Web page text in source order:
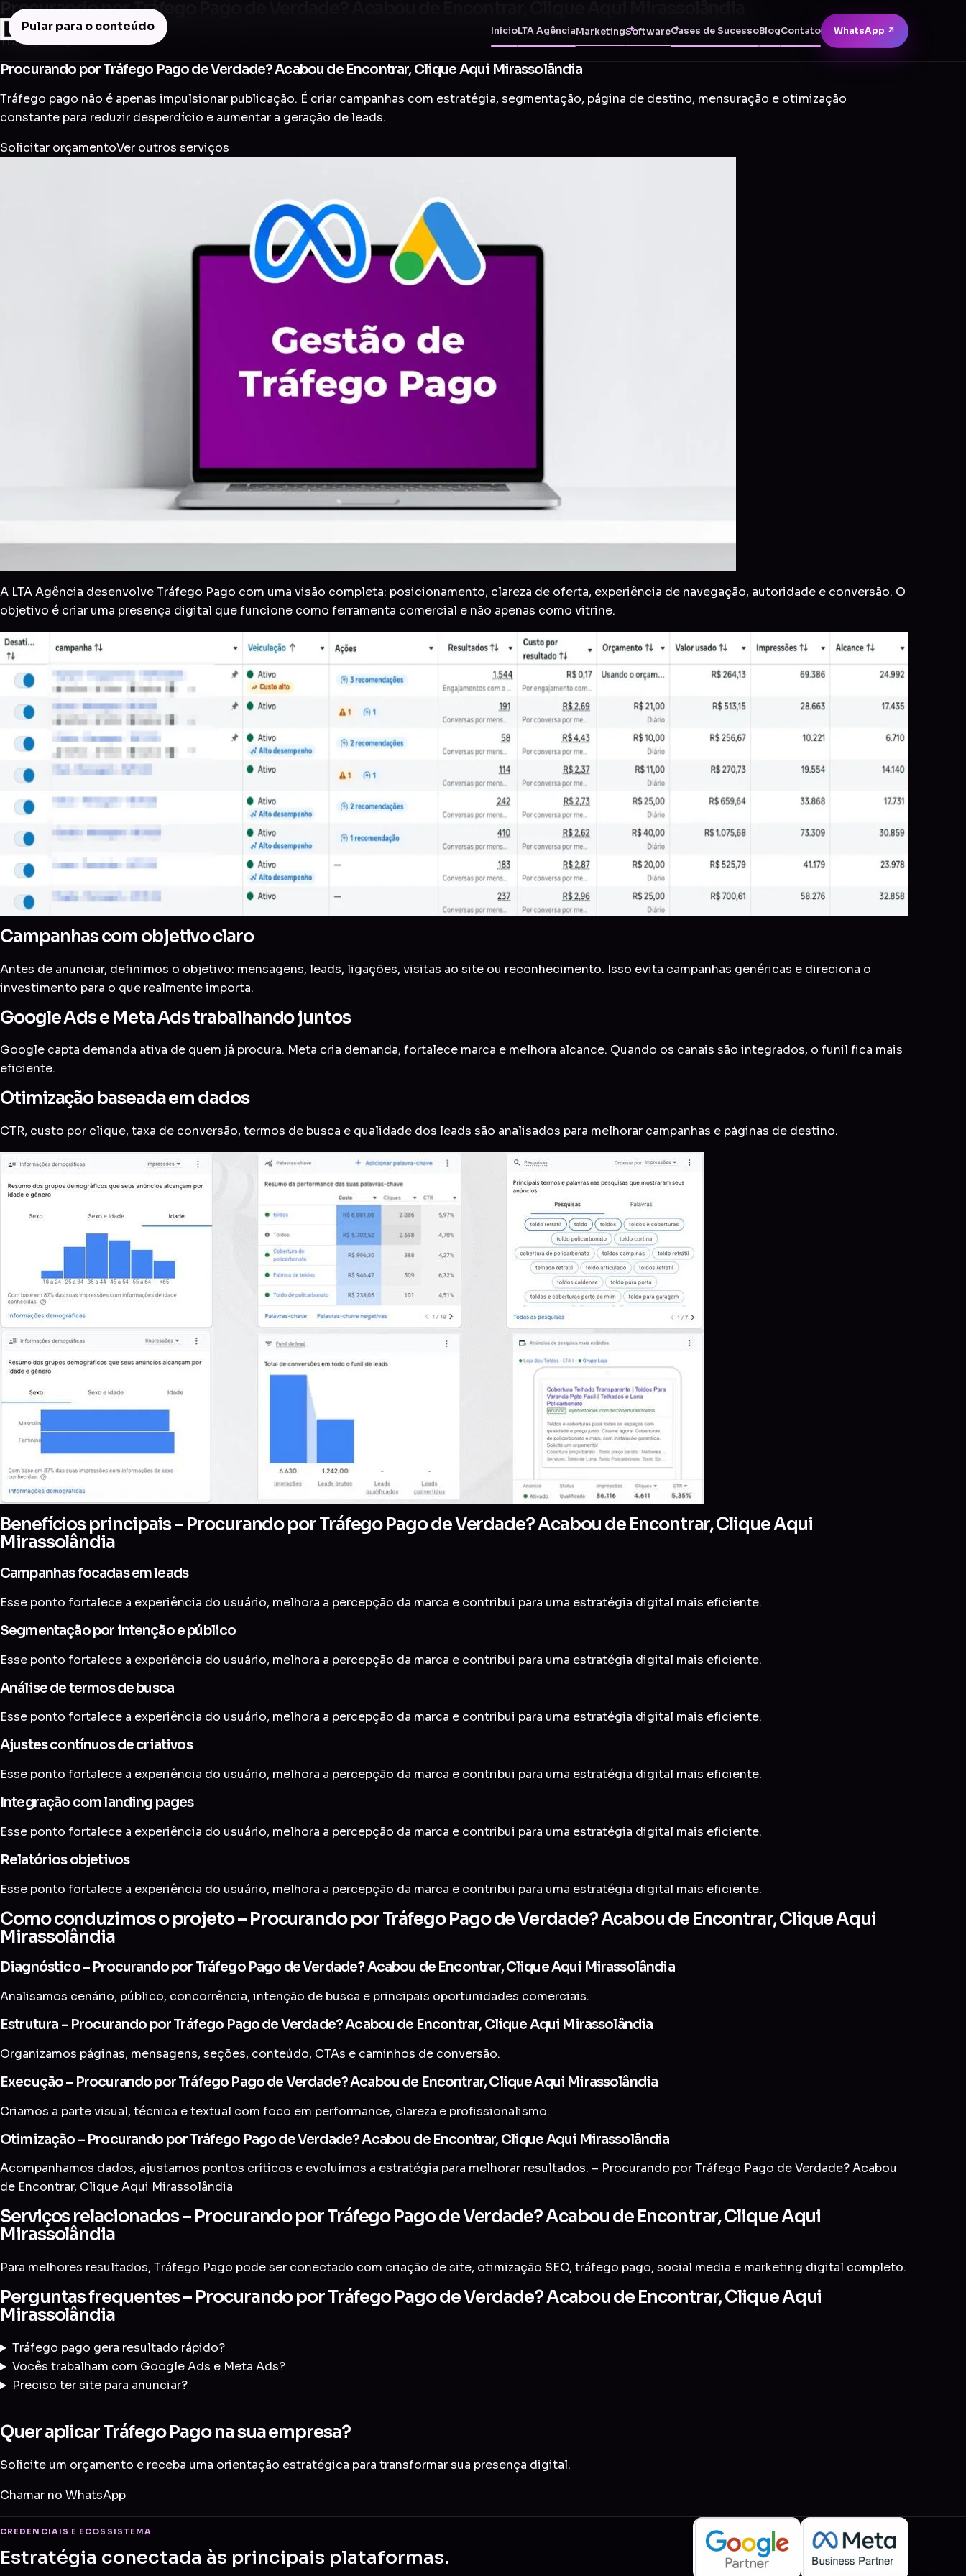
Pular para o conteúdo InícioLTA AgênciaMarketingSoftwareCases de SucessoBlogContato WhatsApp ↗
Procurando por Tráfego Pago de Verdade? Acabou de Encontrar, Clique Aqui Mirassolândia
Tráfego Pago
Procurando por Tráfego Pago de Verdade? Acabou de Encontrar, Clique Aqui Mirassolândia
Tráfego pago não é apenas impulsionar publicação. É criar campanhas com estratégia, segmentação, página de destino, mensuração e otimização
constante para reduzir desperdício e aumentar a geração de leads.
Solicitar orçamentoVer outros serviços
A LTA Agência desenvolve Tráfego Pago com uma visão completa: posicionamento, clareza de oferta, experiência de navegação, autoridade e conversão. O
objetivo é criar uma presença digital que funcione como ferramenta comercial e não apenas como vitrine.
Campanhas com objetivo claro
Antes de anunciar, definimos o objetivo: mensagens, leads, ligações, visitas ao site ou reconhecimento. Isso evita campanhas genéricas e direciona o
investimento para o que realmente importa.
Google Ads e Meta Ads trabalhando juntos
Google capta demanda ativa de quem já procura. Meta cria demanda, fortalece marca e melhora alcance. Quando os canais são integrados, o funil fica mais
eficiente.
Otimização baseada em dados
CTR, custo por clique, taxa de conversão, termos de busca e qualidade dos leads são analisados para melhorar campanhas e páginas de destino.
Benefícios principais – Procurando por Tráfego Pago de Verdade? Acabou de Encontrar, Clique Aqui
Mirassolândia
Campanhas focadas em leads
Esse ponto fortalece a experiência do usuário, melhora a percepção da marca e contribui para uma estratégia digital mais eficiente.
Segmentação por intenção e público
Esse ponto fortalece a experiência do usuário, melhora a percepção da marca e contribui para uma estratégia digital mais eficiente.
Análise de termos de busca
Esse ponto fortalece a experiência do usuário, melhora a percepção da marca e contribui para uma estratégia digital mais eficiente.
Ajustes contínuos de criativos
Esse ponto fortalece a experiência do usuário, melhora a percepção da marca e contribui para uma estratégia digital mais eficiente.
Integração com landing pages
Esse ponto fortalece a experiência do usuário, melhora a percepção da marca e contribui para uma estratégia digital mais eficiente.
Relatórios objetivos
Esse ponto fortalece a experiência do usuário, melhora a percepção da marca e contribui para uma estratégia digital mais eficiente.
Como conduzimos o projeto – Procurando por Tráfego Pago de Verdade? Acabou de Encontrar, Clique Aqui
Mirassolândia
Diagnóstico – Procurando por Tráfego Pago de Verdade? Acabou de Encontrar, Clique Aqui Mirassolândia
Analisamos cenário, público, concorrência, intenção de busca e principais oportunidades comerciais.
Estrutura – Procurando por Tráfego Pago de Verdade? Acabou de Encontrar, Clique Aqui Mirassolândia
Organizamos páginas, mensagens, seções, conteúdo, CTAs e caminhos de conversão.
Execução – Procurando por Tráfego Pago de Verdade? Acabou de Encontrar, Clique Aqui Mirassolândia
Criamos a parte visual, técnica e textual com foco em performance, clareza e profissionalismo.
Otimização – Procurando por Tráfego Pago de Verdade? Acabou de Encontrar, Clique Aqui Mirassolândia
Acompanhamos dados, ajustamos pontos críticos e evoluímos a estratégia para melhorar resultados. – Procurando por Tráfego Pago de Verdade? Acabou
de Encontrar, Clique Aqui Mirassolândia
Serviços relacionados – Procurando por Tráfego Pago de Verdade? Acabou de Encontrar, Clique Aqui
Mirassolândia
Para melhores resultados, Tráfego Pago pode ser conectado com criação de site, otimização SEO, tráfego pago, social media e marketing digital completo.
Perguntas frequentes – Procurando por Tráfego Pago de Verdade? Acabou de Encontrar, Clique Aqui
Mirassolândia
Tráfego pago gera resultado rápido?
Vocês trabalham com Google Ads e Meta Ads?
Preciso ter site para anunciar?
Quer aplicar Tráfego Pago na sua empresa?
Solicite um orçamento e receba uma orientação estratégica para transformar sua presença digital.
Chamar no WhatsApp
CREDENCIAIS E ECOSSISTEMA
Estratégia conectada às principais plataformas.